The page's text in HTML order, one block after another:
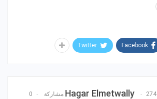
Facebook
Twitter
Hagar Elmetwally 274 مشاركة 0